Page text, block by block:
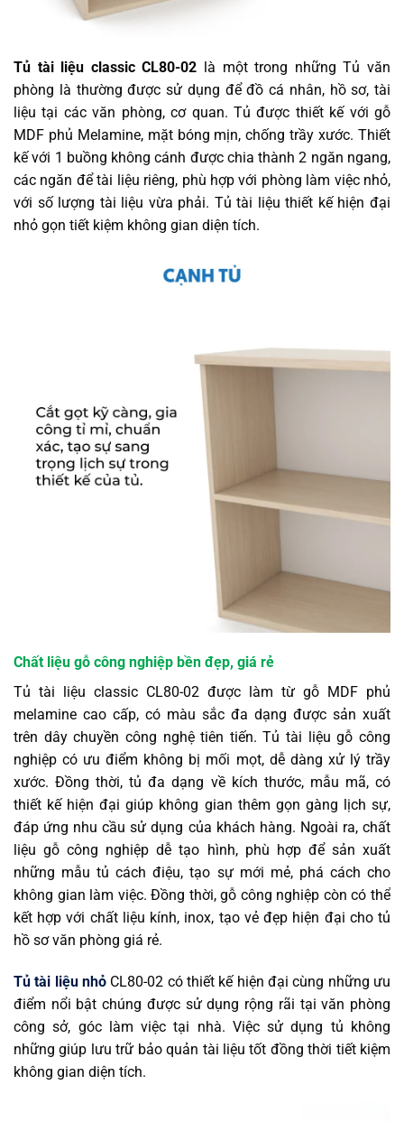
Tủ tài liệu classic CL80-02 là một trong những Tủ văn
phòng là thường được sử dụng để đồ cá nhân, hồ sơ, tài
liệu tại các văn phòng, cơ quan. Tủ được thiết kế với gỗ
MDF phủ Melamine, mặt bóng mịn, chống trầy xước. Thiết
kế với 1 buồng không cánh được chia thành 2 ngăn ngang,
các ngăn để tài liệu riêng, phù hợp với phòng làm việc nhỏ,
với số lượng tài liệu vừa phải. Tủ tài liệu thiết kế hiện đại
nhỏ gọn tiết kiệm không gian diện tích.
Chất liệu gỗ công nghiệp bền đẹp, giá rẻ
Tủ tài liệu classic CL80-02 được làm từ gỗ MDF phủ
melamine cao cấp, có màu sắc đa dạng được sản xuất
trên dây chuyền công nghệ tiên tiến. Tủ tài liệu gỗ công
nghiệp có ưu điểm không bị mối mọt, dễ dàng xử lý trầy
xước. Đồng thời, tủ đa dạng về kích thước, mẫu mã, có
thiết kế hiện đại giúp không gian thêm gọn gàng lịch sự,
đáp ứng nhu cầu sử dụng của khách hàng. Ngoài ra, chất
liệu gỗ công nghiệp dễ tạo hình, phù hợp để sản xuất
những mẫu tủ cách điệu, tạo sự mới mẻ, phá cách cho
không gian làm việc. Đồng thời, gỗ công nghiệp còn có thể
kết hợp với chất liệu kính, inox, tạo vẻ đẹp hiện đại cho tủ
hồ sơ văn phòng giá rẻ.
Tủ tài liệu nhỏ CL80-02 có thiết kế hiện đại cùng những ưu
điểm nổi bật chúng được sử dụng rộng rãi tại văn phòng
công sở, góc làm việc tại nhà. Việc sử dụng tủ không
những giúp lưu trữ bảo quản tài liệu tốt đồng thời tiết kiệm
không gian diện tích.